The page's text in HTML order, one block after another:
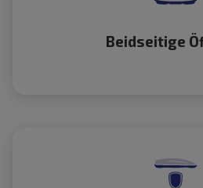
Beidseitige